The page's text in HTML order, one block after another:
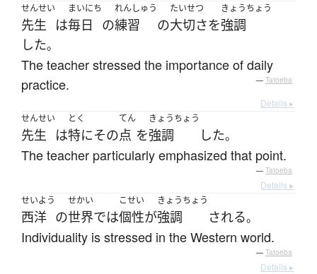
せんせい
先生 は
まいにち
毎日 の
れんしゅう
練習 の
たいせつ
大切さを
きょうちょう
強調
した。
The teacher stressed the importance of daily
practice.
— Tatoeba
Details ▸
せんせい
先生 は
とく
特にその
てん
点 を
きょうちょう
強調 した。
The teacher particularly emphasized that point.
— Tatoeba
Details ▸
せいよう
西洋 の
せかい
世界では
こせい
個性が
きょうちょう
強調 される。
Individuality is stressed in the Western world.
— Tatoeba
Details ▸